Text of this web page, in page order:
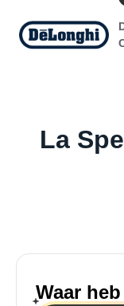
La
Waar